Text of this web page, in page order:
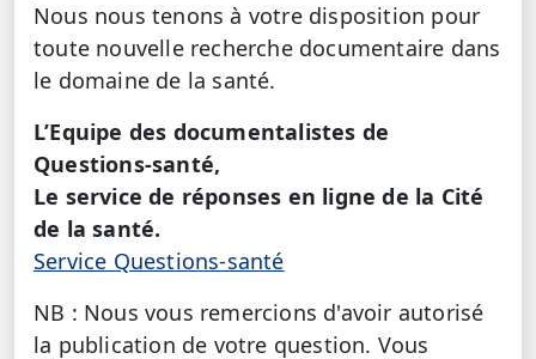
Nous nous tenons à votre disposition pour
toute nouvelle recherche documentaire dans
le domaine de la santé.
L’Equipe des documentalistes de
Questions-santé,
Le service de réponses en ligne de la Cité
de la santé.
Service Questions-santé
NB : Nous vous remercions d'avoir autorisé
la publication de votre question. Vous